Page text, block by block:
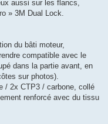
aussi sur les flancs,
» 3M Dual Lock.
du bâti moteur,
compatible avec le
dans la partie avant, en
sur photos).
/ 2x CTP3 / carbone, collé
renforcé avec du tissu